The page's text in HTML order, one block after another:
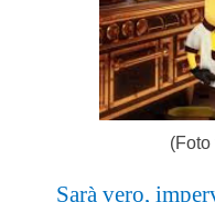
(Foto
Sarà vero,